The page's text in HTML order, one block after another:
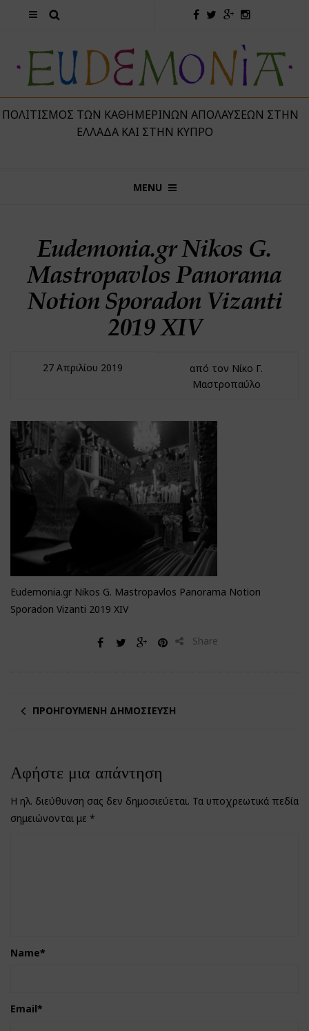
ΤΩΝ ΚΑΘΗΜΕΡΙΝΏΝ ΑΠΟΛΑΎΣΕΩΝ ΣΤΗΝ
ΕΛΛΆΔΑ ΚΑΙ ΣΤΗΝ ΚΎΠΡΟ
MENU
Eudemonia.gr Nikos G.
Mastropavlos Panorama
Notion Sporadon Vizanti
2019 XIV
27 Απριλίου 2019
από τον Νίκο Γ.
Μαστροπαύλο
Eudemonia.gr Nikos G. Mastropavlos Panorama Notion
Sporadon Vizanti 2019 XIV
Share
ΠΡΟΗΓΟΎΜΕΝΗ ΔΗΜΟΣΊΕΥΣΗ
Αφήστε μια απάντηση
Η ηλ. διεύθυνση σας δεν δημοσιεύεται. Τα υποχρεωτικά πεδία
σημειώνονται με *
Name*
Email*